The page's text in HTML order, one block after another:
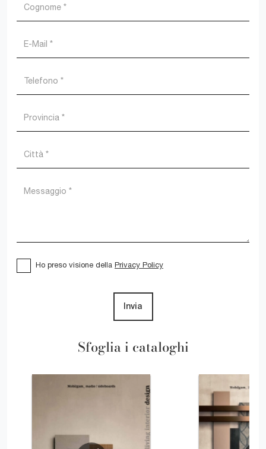
Sfoglia i cataloghi
Ho preso visione della Privacy Policy
Invia